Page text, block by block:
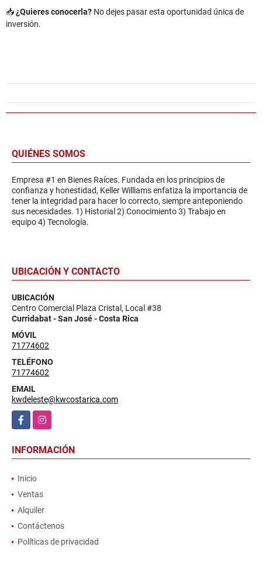
📥¿Quieres conocerla? No dejes pasar esta oportunidad única de
inversión.
QUIÉNES SOMOS
Empresa #1 en Bienes Raíces. Fundada en los principios de
confianza y honestidad, Keller Williams enfatiza la importancia de
tener la integridad para hacer lo correcto, siempre anteponiendo
sus necesidades. 1) Historial 2) Conocimiento 3) Trabajo en
equipo 4) Tecnología.
UBICACIÓN Y CONTACTO
UBICACIÓN
Centro Comercial Plaza Cristal, Local #38
Curridabat - San José - Costa Rica
MÓVIL
71774602
TELÉFONO
71774602
EMAIL
kwdeleste@kwcostarica.com
FacebookInstagram
INFORMACIÓN
Inicio
Ventas
Alquiler
Contáctenos
Políticas de privacidad